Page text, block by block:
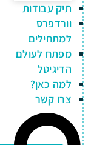
תיק עבודות
וורדפרס
למתחילים
מפתח לעולם
הדיגיטל
למה כאן?
צרו קשר